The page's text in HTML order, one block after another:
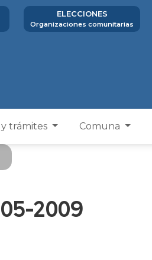
ELECCIONES
Organizaciones comunitarias
y trámites Comuna
2009